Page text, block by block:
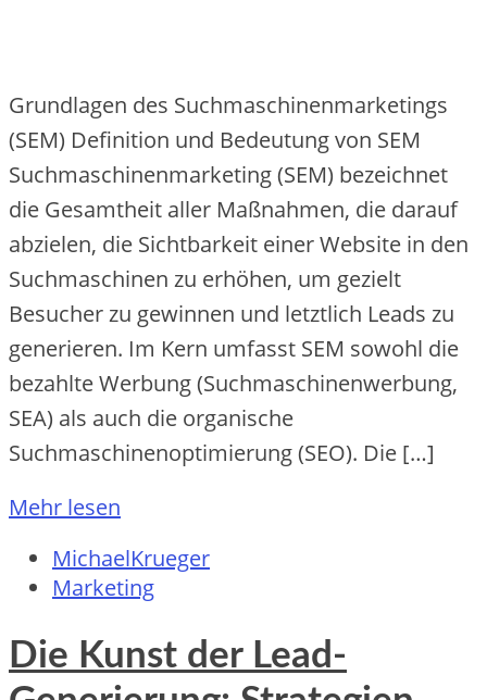
Grundlagen des Suchmaschinenmarketings
(SEM) Definition und Bedeutung von SEM
Suchmaschinenmarketing (SEM) bezeichnet
die Gesamtheit aller Maßnahmen, die darauf
abzielen, die Sichtbarkeit einer Website in den
Suchmaschinen zu erhöhen, um gezielt
Besucher zu gewinnen und letztlich Leads zu
generieren. Im Kern umfasst SEM sowohl die
bezahlte Werbung (Suchmaschinenwerbung,
SEA) als auch die organische
Suchmaschinenoptimierung (SEO). Die […]
Mehr lesen
MichaelKrueger
Marketing
Die Kunst der Lead-